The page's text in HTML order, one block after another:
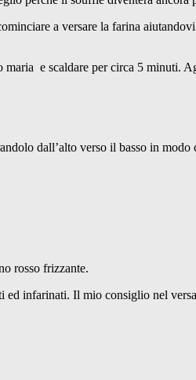
a versare la farina
e scaldare per circa 5 minuti.
dall’alto verso il basso in
rosso frizzante.
ed infarinati. Il mio consiglio nel